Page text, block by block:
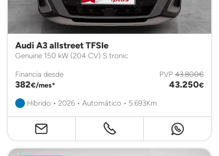
Audi A3 allstreet TFSIe
Genuine 150 kW (204 CV) S tronic
Financia desde
382€/mes*
PVP 43.800€
43.250€
Híbrido • 2026 • Automático • 5.693Km.